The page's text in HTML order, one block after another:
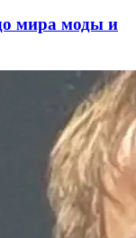
мира моды и